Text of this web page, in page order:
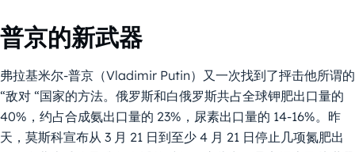
普京的新武器
弗拉基米尔-普京（Vladimir Putin）又一次找到了抨击他所谓的
“敌对 “国家的方法。俄罗斯和白俄罗斯共占全球钾肥出口量的
40%，约占合成氨出口量的 23%，尿素出口量的 14-16%。昨
天，莫斯科宣布从 3 月 21 日到至少 4 月 21 日停止几项氮肥出